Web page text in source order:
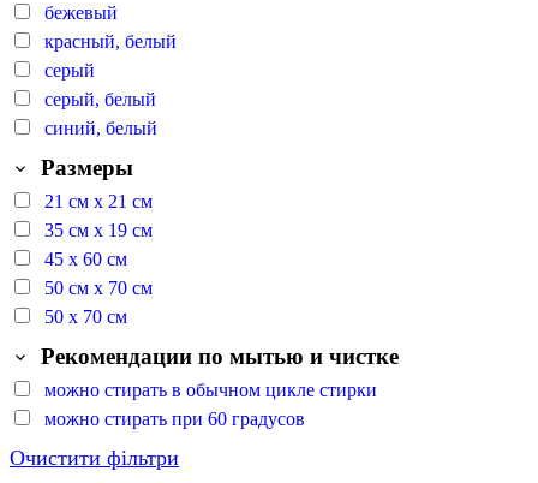
бежевый
красный, белый
серый
серый, белый
синий, белый
Размеры
21 см х 21 см
35 см х 19 см
45 х 60 см
50 см х 70 см
50 х 70 см
Рекомендации по мытью и чистке
можно стирать в обычном цикле стирки
можно стирать при 60 градусов
Очистити фільтри